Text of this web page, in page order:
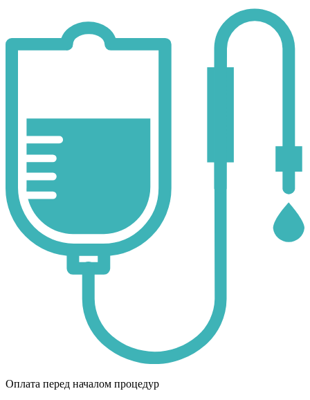
Оплата перед началом процедур